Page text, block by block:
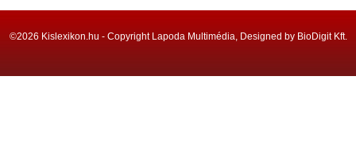
©2026 Kislexikon.hu - Copyright Lapoda Multimédia, Designed by BioDigit Kft.